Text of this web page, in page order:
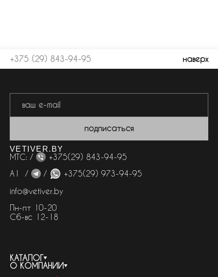
+375 (29) 843-94-95 наверх
подписаться
VETIVER.BY
МТС: /
+375(29) 843-94-95
А1 /
/
+375(29) 973-94-95
info@vetiver.by
Пн-пт 10-20
Сб-вс 12-18
КАТАЛОГ
О КОМПАНИИ